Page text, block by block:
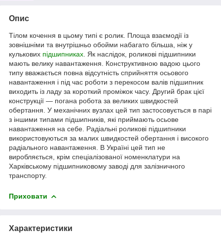
Опис
Тілом кочення в цьому типі є ролик. Площа взаємодії із
зовнішніми та внутрішньо обойми набагато більша, ніж у
кулькових підшипниках . Як наслідок, роликові підшипники
мають велику навантаження. Конструктивною вадою цього
типу вважається повна відсутність сприйняття осьового
навантаження і під час роботи з перекосом валів підшипник
виходить із ладу за короткий проміжок часу. Другий брак цієї
конструкції — погана робота за великих швидкостей
обертання. У механічних вузлах цей тип застосовується в парі
з іншими типами підшипників, які приймають осьове
навантаження на себе. Радіальні роликові підшипники
використовуються за малих швидкостей обертання і високого
радіального навантаження. В Україні цей тип не
виробляється, крім спеціалізованої номенклатури на
Харківському підшипниковому заводі для залізничного
транспорту.
Приховати
Характеристики